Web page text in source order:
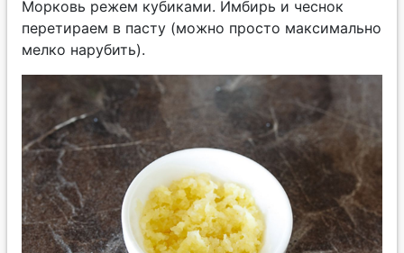
Морковь режем кубиками. Имбирь и чеснок
перетираем в пасту (можно просто максимально
мелко нарубить).